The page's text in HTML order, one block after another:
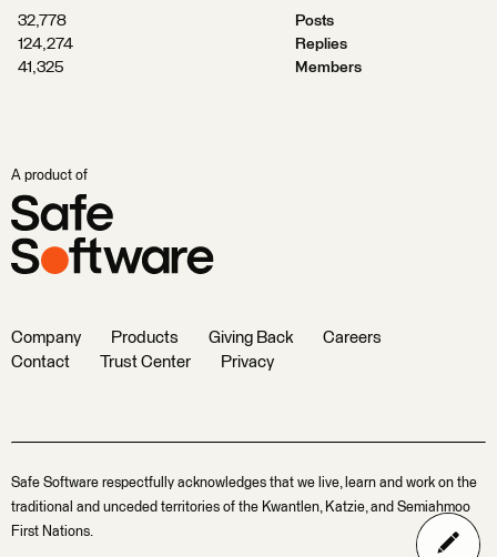
32,778
Posts
124,274
Replies
41,325
Members
A product of
Company Products Giving Back
Careers
Contact
Trust Center Privacy
Safe Software respectfully acknowledges that we live, learn and work on the
traditional and unceded territories of the Kwantlen, Katzie, and Semiahmoo
First Nations.